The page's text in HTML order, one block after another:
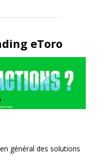
eToro
général des solutions